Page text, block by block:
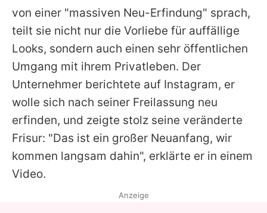
von einer "massiven Neu-Erfindung" sprach,
teilt sie nicht nur die Vorliebe für auffällige
Looks, sondern auch einen sehr öffentlichen
Umgang mit ihrem Privatleben. Der
Unternehmer berichtete auf Instagram, er
wolle sich nach seiner Freilassung neu
erfinden, und zeigte stolz seine veränderte
Frisur: "Das ist ein großer Neuanfang, wir
kommen langsam dahin", erklärte er in einem
Video.
Anzeige